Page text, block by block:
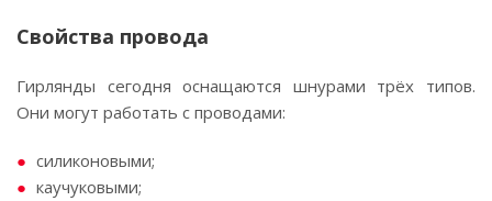
Свойства провода
Гирлянды сегодня оснащаются шнурами трёх типов.
Они могут работать с проводами:
силиконовыми;
каучуковыми;